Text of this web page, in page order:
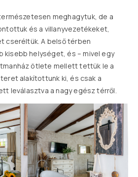
meghagytuk, de a
és a villanyvezetékeket,
cseréltük. A belső térben
helységet, és – mivel egy
ötlete mellett tettük le a
alakítottunk ki, és csak a
leválasztva a nagy egész térről.